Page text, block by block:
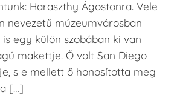
Haraszthy Ágostonra. Vele
nevezetű múzeumvárosban
egy külön szobában ki van
makettje. Ő volt San Diego
s e mellett ő honosította meg
[…]